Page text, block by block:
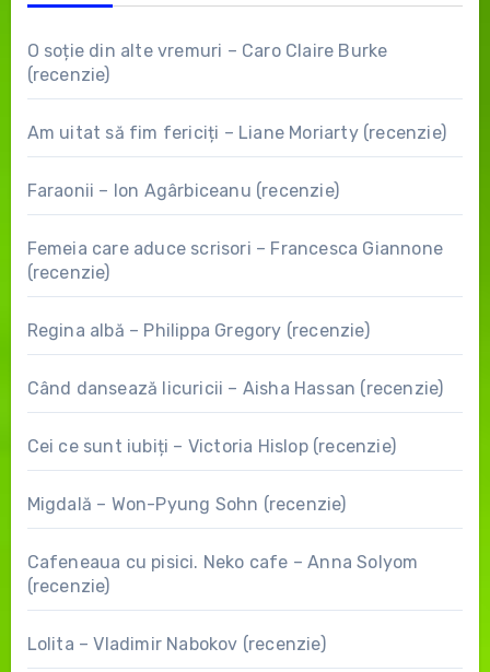
O soție din alte vremuri – Caro Claire Burke
(recenzie)
Am uitat să fim fericiți – Liane Moriarty (recenzie)
Faraonii – Ion Agârbiceanu (recenzie)
Femeia care aduce scrisori – Francesca Giannone
(recenzie)
Regina albă – Philippa Gregory (recenzie)
Când dansează licuricii – Aisha Hassan (recenzie)
Cei ce sunt iubiți – Victoria Hislop (recenzie)
Migdală – Won-Pyung Sohn (recenzie)
Cafeneaua cu pisici. Neko cafe – Anna Solyom
(recenzie)
Lolita – Vladimir Nabokov (recenzie)